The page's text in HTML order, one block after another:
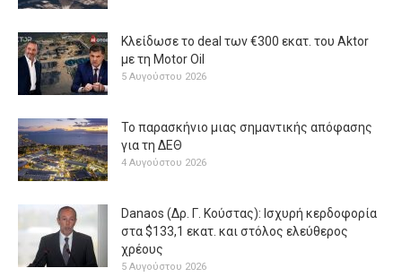
Κλείδωσε το deal των €300 εκατ. του Aktor
με τη Μotor Oil
5 Αυγούστου 2026
Το παρασκήνιο μιας σημαντικής απόφασης
για τη ΔΕΘ
4 Αυγούστου 2026
Danaos (Δρ. Γ. Κούστας): Ισχυρή κερδοφορία
στα $133,1 εκατ. και στόλος ελεύθερος
χρέους
5 Αυγούστου 2026